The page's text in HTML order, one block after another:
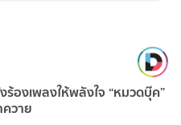
ร้องเพลงให้พลังใจ “หมวดบุ๊ค”
วาย